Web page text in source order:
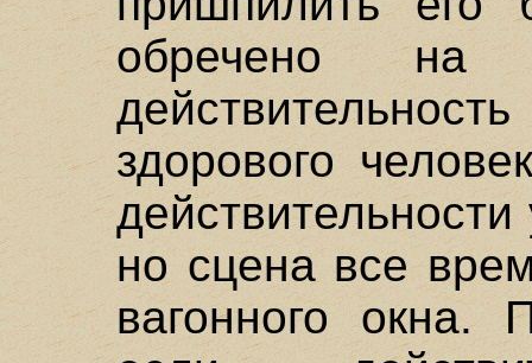
обречено на
здорового
но сцена все
вагонного